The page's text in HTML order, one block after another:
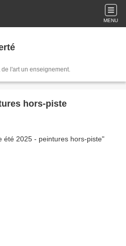
MENU
l'art un enseignement.
hors-piste